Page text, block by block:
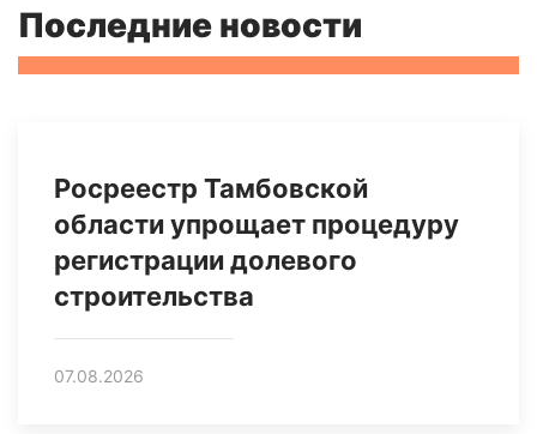
Последние новости
Росреестр Тамбовской
области упрощает процедуру
регистрации долевого
строительства
07.08.2026